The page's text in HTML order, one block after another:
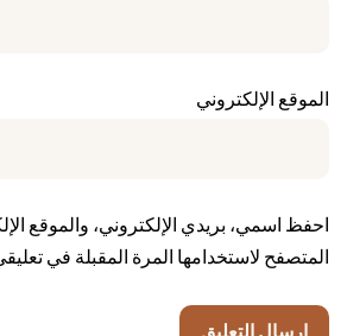
الموقع الإلكتروني
احفظ اسمي، بريدي الإلكتروني، والموقع
المتصفح لاستخدامها المرة المقبلة في